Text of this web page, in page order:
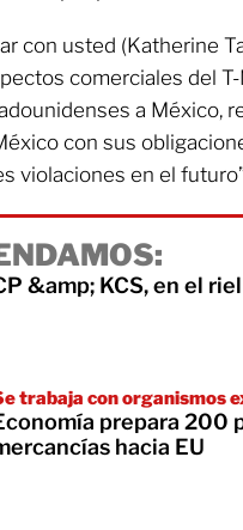
con usted (Katherine
comerciales del
a México,
con sus
violaciones en el
&amp; KCS, en el
trabaja con organismos
prepara 200
hacia EU